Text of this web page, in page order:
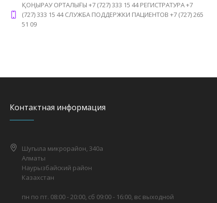
ҚОҢЫРАУ ОРТАЛЫҒЫ +7 (727) 333 15 44 РЕГИСТРАТУРА +7
(727) 333 15 44 СЛУЖБА ПОДДЕРЖКИ ПАЦИЕНТОВ +7 (727) 265
51 09
Контактная информация
Шугыла микрорайон, 340а
Алматы
Наурызбайский район
Казахстан
пн по пт. 08:00 - 20:00, сб 09:00 - 16:00, вс выходной